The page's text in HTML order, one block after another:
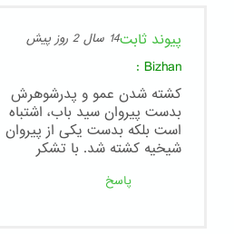
پیوند ثابت14 سال 2 روز پیش
Bizhan
:
كشته شدن عمو و پدرشوهرش
بدست پیروان سید باب، اشتباه
است بلکه بدست یکی از پیروان
شیخیه کشته شد. با تشکر
پاسخ